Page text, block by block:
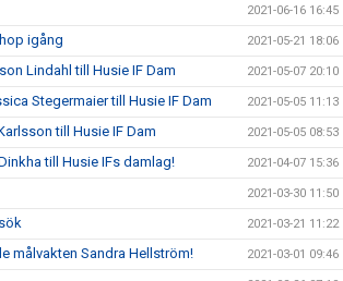
2021-06-16 16:45
igång 2021-05-21 18:06
Lindahl till Husie IF Dam 2021-05-07 20:10
Stegermaier till Husie IF Dam 2021-05-05 11:13
till Husie IF Dam 2021-05-05 08:53
till Husie IFs damlag! 2021-04-07 15:36
2021-03-30 11:50
2021-03-21 11:22
målvakten Sandra Hellström! 2021-03-01 09:46